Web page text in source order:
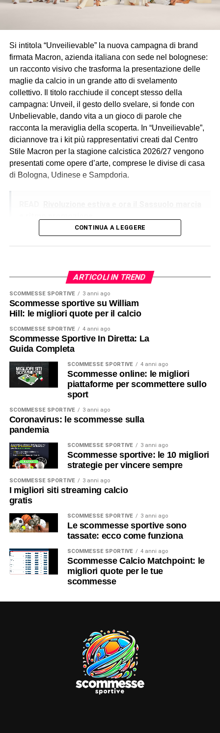
Si intitola “Unveilievable” la nuova campagna di brand
firmata Macron, azienda italiana con sede nel bolognese:
un racconto visivo che trasforma la presentazione delle
maglie da calcio in un grande atto di svelamento
collettivo. Il titolo racchiude il concept stesso della
campagna: Unveil, il gesto dello svelare, si fonde con
Unbelievable, dando vita a un gioco di parole che
racconta la meraviglia della scoperta. In “Unveilievable”,
diciannove tra i kit più rappresentativi creati dal Centro
Stile Macron per la stagione calcistica 2026/27 vengono
presentati come opere d’arte, comprese le divise di casa
di Bologna, Udinese e Sampdoria.
CONTINUA A LEGGERE
ARTICOLI IN TREND
SCOMMESSE SPORTIVE 3 anni ago
Scommesse sportive su William
Hill: le migliori quote per il calcio
SCOMMESSE SPORTIVE 4 anni ago
Scommesse Sportive In Diretta: La
Guida Completa
SCOMMESSE SPORTIVE 4 anni ago
Scommesse online: le migliori
piattaforme per scommettere sullo
sport
SCOMMESSE SPORTIVE 3 anni ago
Coronavirus: le scommesse sulla
pandemia
SCOMMESSE SPORTIVE 3 anni ago
Scommesse sportive: le 10 migliori
strategie per vincere sempre
SCOMMESSE SPORTIVE 3 anni ago
I migliori siti streaming calcio
gratis
SCOMMESSE SPORTIVE 3 anni ago
Le scommesse sportive sono
tassate: ecco come funziona
SCOMMESSE SPORTIVE 4 anni ago
Scommesse Calcio Matchpoint: le
migliori quote per le tue
scommesse